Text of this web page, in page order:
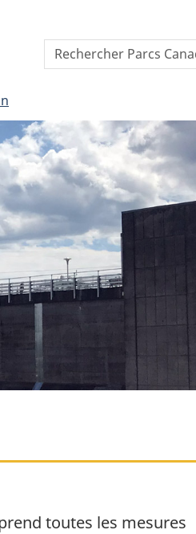
Search
website
toutes les mesures